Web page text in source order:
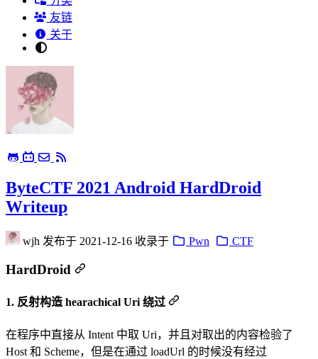
友链
关于
ByteCTF 2021 Android HardDroid
Writeup
wjh 发布于 2021-12-16 收录于 Pwn CTF
HardDroid
1. 反射构造 hearachical Uri 绕过
在程序中直接从 Intent 中取 Uri，并且对取出的内容检验了
Host 和 Scheme，但是在通过 loadUrl 的时候没有经过